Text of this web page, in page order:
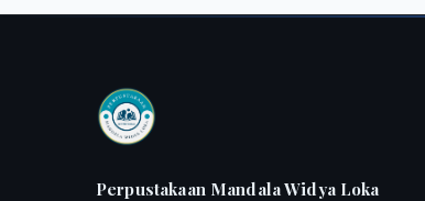
Perpustakaan Mandala Widya Loka